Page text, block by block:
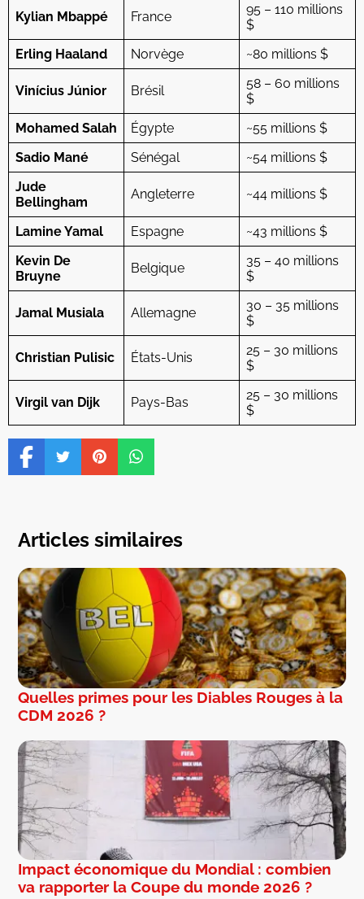
Kylian Mbappé France
95 – 110 millions
$
Erling Haaland
Norvège ~80 millions $
Vinícius Júnior Brésil
58 – 60 millions
$
Mohamed Salah
Égypte
~55 millions $
Sadio Mané
Sénégal
~54 millions $
Jude
Bellingham
Angleterre ~44 millions $
Lamine Yamal Espagne
~43 millions $
Kevin De
Bruyne
Belgique
35 – 40 millions
$
Jamal Musiala Allemagne
30 – 35 millions
$
Christian Pulisic États-Unis
25 – 30 millions
$
Virgil van Dijk Pays-Bas
25 – 30 millions
$
Articles similaires
Quelles primes pour les Diables Rouges à la
CDM 2026 ?
Impact économique du Mondial : combien
va rapporter la Coupe du monde 2026 ?